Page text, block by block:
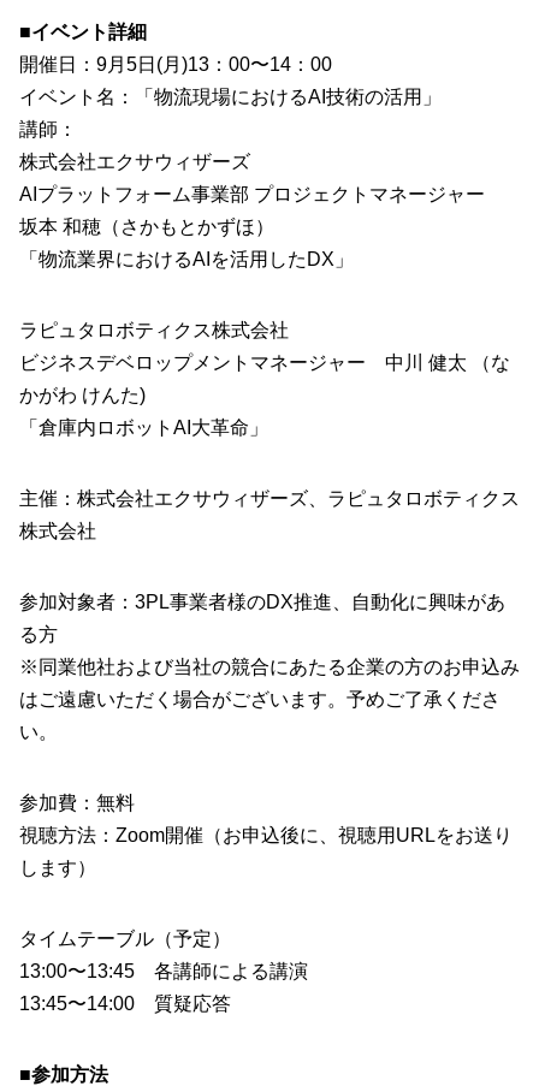
■イベント詳細
開催日：9月5日(月)13：00〜14：00
イベント名：「物流現場におけるAI技術の活用」
講師：
株式会社エクサウィザーズ
AIプラットフォーム事業部 プロジェクトマネージャー
坂本 和穂（さかもとかずほ）
「物流業界におけるAIを活用したDX」
ラピュタロボティクス株式会社
ビジネスデベロップメントマネージャー 中川 健太 （な
かがわ けんた)
「倉庫内ロボットAI大革命」
主催：株式会社エクサウィザーズ、ラピュタロボティクス
株式会社
参加対象者：3PL事業者様のDX推進、自動化に興味があ
る方
※同業他社および当社の競合にあたる企業の方のお申込み
はご遠慮いただく場合がございます。予めご了承くださ
い。
参加費：無料
視聴方法：Zoom開催（お申込後に、視聴用URLをお送り
します）
タイムテーブル（予定）
13:00〜13:45 各講師による講演
13:45〜14:00 質疑応答
■参加方法